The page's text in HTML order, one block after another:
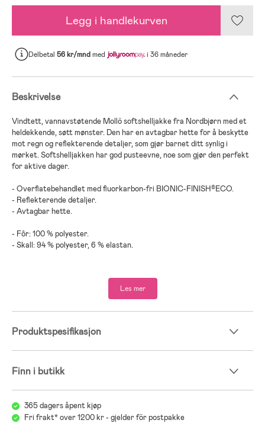
Legg i handlekurven
Delbetal 56 kr/mndmed i 36 måneder
Beskrivelse
Vindtett, vannavstøtende Mollö softshelljakke fra Nordbjørn med et
heldekkende, søtt mønster. Den har en avtagbar hette for å beskytte
mot regn og reflekterende detaljer, som gjør barnet ditt synlig i
mørket. Softshelljakken har god pusteevne, noe som gjør den perfekt
for aktive dager.
- Overflatebehandlet med fluorkarbon-fri BIONIC-FINISH®ECO.
- Reflekterende detaljer.
- Avtagbar hette.
- Fôr: 100 % polyester.
- Skall: 94 % polyester, 6 % elastan.
Les mer
Produktspesifikasjon
Finn i butikk
365 dagers åpent kjøp
Fri frakt* over 1200 kr - gjelder för postpakke